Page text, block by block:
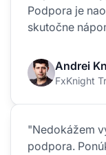
Podpora je
skutočne
Andrei
FxKnight
"Nedokážem
podpora.